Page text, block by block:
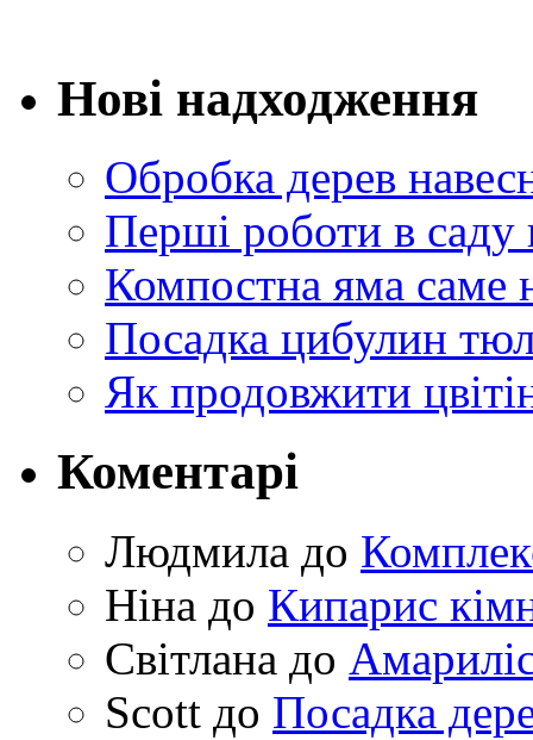
Нові надходження
Обробка дерев
Перші роботи в саду
Компостна яма саме
Посадка цибулин
Як продовжити
Коментарі
Людмила до
Ніна до Кипарис
Світлана до
Scott до Посадка